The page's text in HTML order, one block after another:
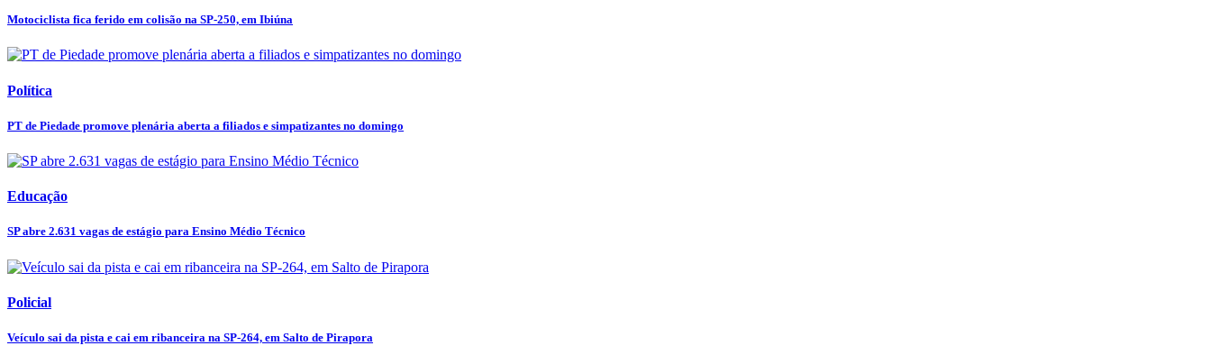
Motociclista fica ferido em colisão na SP-250, em Ibiúna
Política
PT de Piedade promove plenária aberta a filiados e simpatizantes no domingo
Educação
SP abre 2.631 vagas de estágio para Ensino Médio Técnico
Policial
Veículo sai da pista e cai em ribanceira na SP-264, em Salto de Pirapora